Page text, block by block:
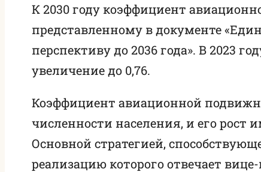
К 2030 году коэффициент
представленному в документе
перспективу до 2036 года». В 2023
увеличение до 0,76.
Коэффициент авиационной
численности населения, и его рост
Основной стратегией,
реализацию которого отвечает